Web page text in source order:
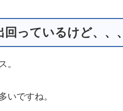
っているけど、、、
。
いですね。